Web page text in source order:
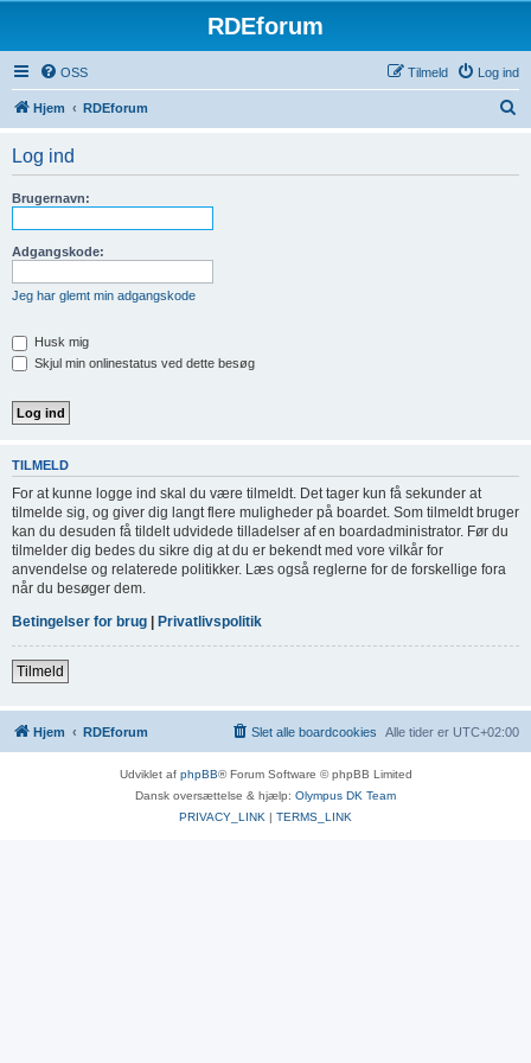
RDEforum
OSS Log ind
Tilmeld
Hjem RDEforum
Log ind
Brugernavn:
Adgangskode:
Jeg har glemt min adgangskode
Husk mig
Skjul min onlinestatus ved dette besøg
TILMELD
For at kunne logge ind skal du være tilmeldt. Det tager kun få sekunder at
tilmelde sig, og giver dig langt flere muligheder på boardet. Som tilmeldt bruger
kan du desuden få tildelt udvidede tilladelser af en boardadministrator. Før du
tilmelder dig bedes du sikre dig at du er bekendt med vore vilkår for
anvendelse og relaterede politikker. Læs også reglerne for de forskellige fora
når du besøger dem.
Betingelser for brug | Privatlivspolitik
Tilmeld
Hjem RDEforum Alle tider er UTC+02:00
Slet alle boardcookies
Udviklet af phpBB® Forum Software © phpBB Limited
Dansk oversættelse & hjælp: Olympus DK Team
PRIVACY_LINK | TERMS_LINK